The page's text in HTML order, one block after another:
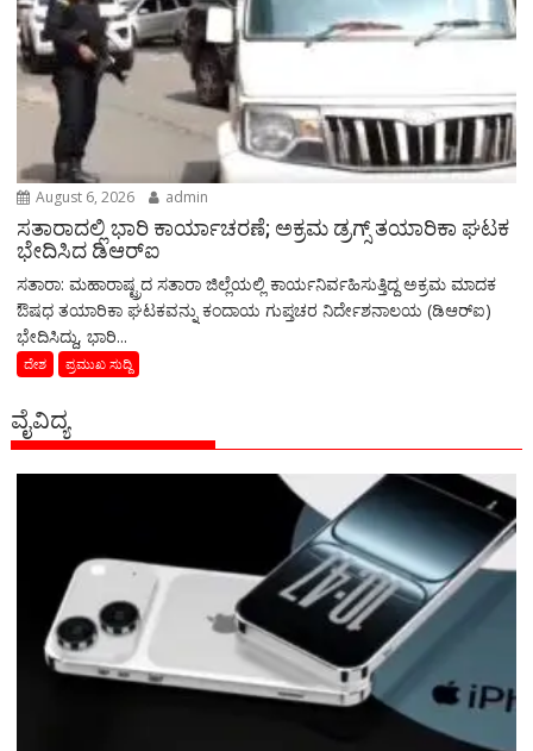
August 6, 2026 admin
ಸತಾರಾದಲ್ಲಿ ಭಾರಿ ಕಾರ್ಯಾಚರಣೆ; ಅಕ್ರಮ ಡ್ರಗ್ಸ್ ತಯಾರಿಕಾ ಘಟಕ
ಭೇದಿಸಿದ ಡಿಆರ್‌ಐ
ಸತಾರಾ: ಮಹಾರಾಷ್ಟ್ರದ ಸತಾರಾ ಜಿಲ್ಲೆಯಲ್ಲಿ ಕಾರ್ಯನಿರ್ವಹಿಸುತ್ತಿದ್ದ ಅಕ್ರಮ ಮಾದಕ
ಔಷಧ ತಯಾರಿಕಾ ಘಟಕವನ್ನು ಕಂದಾಯ ಗುಪ್ತಚರ ನಿರ್ದೇಶನಾಲಯ (ಡಿಆರ್‌ಐ)
ಭೇದಿಸಿದ್ದು, ಭಾರಿ...
ದೇಶ ಪ್ರಮುಖ ಸುದ್ದಿ
ವೈವಿದ್ಯ